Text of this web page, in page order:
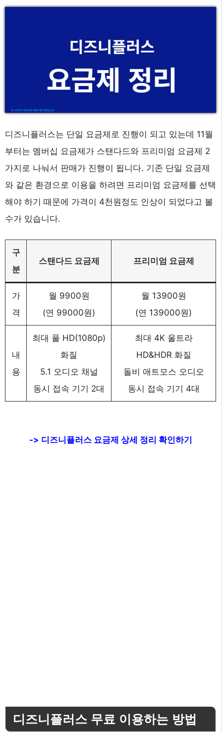
디즈니플러스는 단일 요금제로 진행이 되고 있는데 11월
부터는 멤버십 요금제가 스탠다드와 프리미엄 요금제 2
가지로 나눠서 판매가 진행이 됩니다. 기존 단일 요금제
와 같은 환경으로 이용을 하려면 프리미엄 요금제를 선택
해야 하기 때문에 가격이 4천원정도 인상이 되었다고 볼
수가 있습니다.
구
분
스탠다드 요금제 프리미엄 요금제
가
격
월 9900원
(연 99000원)
월 13900원
(연 139000원)
내
용
최대 풀 HD(1080p)
화질
5.1 오디오 채널
동시 접속 기기 2대
최대 4K 울트라
HD&HDR 화질
돌비 애트모스 오디오
동시 접속 기기 4대
-> 디즈니플러스 요금제 상세 정리 확인하기
디즈니플러스 무료 이용하는 방법